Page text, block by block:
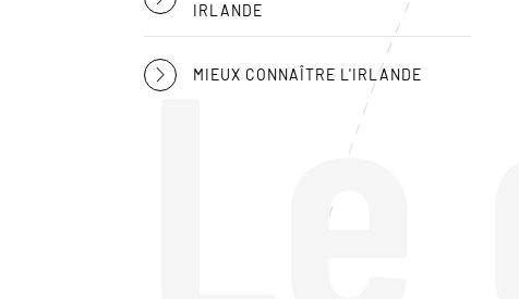
Le
IRLANDE
MIEUX CONNAÎTRE L'IRLANDE